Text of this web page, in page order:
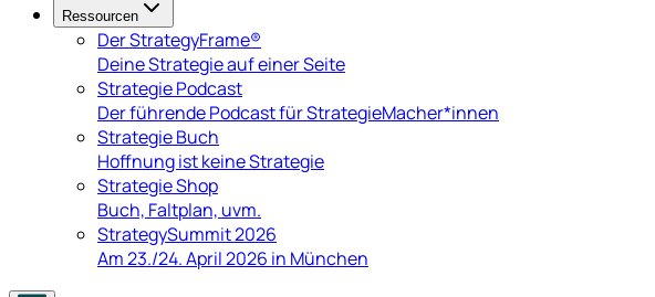
Ressourcen
Der StrategyFrame®
Deine Strategie auf einer Seite
Strategie Podcast
Der führende Podcast für StrategieMacher*innen
Strategie Buch
Hoffnung ist keine Strategie
Strategie Shop
Buch, Faltplan, uvm.
StrategySummit 2026
Am 23./24. April 2026 in München